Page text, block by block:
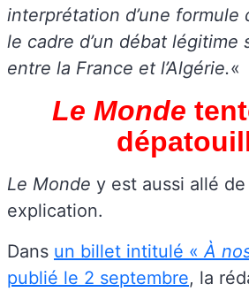
interprétation d’une formule
le cadre d’un débat légitime
entre la France et l’Algérie.«
Le Monde
Le Monde y est aussi allé
explication.
Dans un billet intitulé «À
publié le 2 septembre, la